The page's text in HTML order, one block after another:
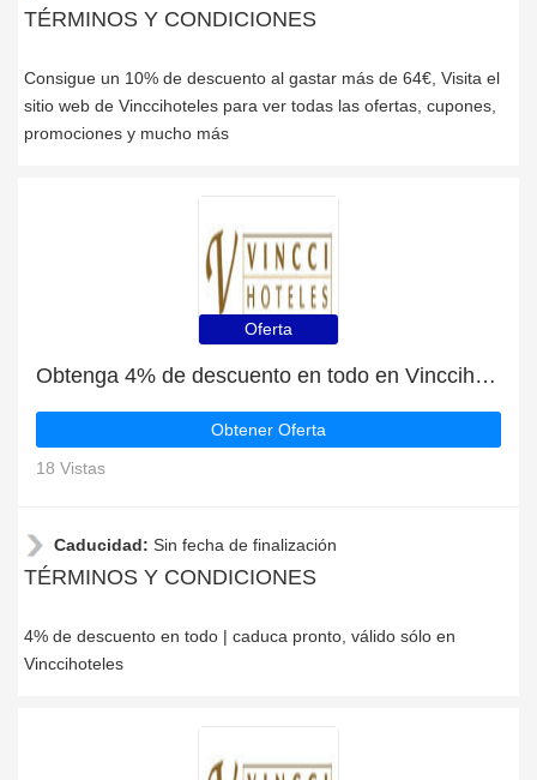
TÉRMINOS Y CONDICIONES
Consigue un 10% de descuento al gastar más de 64€, Visita el
sitio web de Vinccihoteles para ver todas las ofertas, cupones,
promociones y mucho más
Oferta
Obtenga 4% de descuento en todo en Vinccihoteles | caduca pronto
Obtener Oferta
18 Vistas
Caducidad: Sin fecha de finalización
TÉRMINOS Y CONDICIONES
4% de descuento en todo | caduca pronto, válido sólo en
Vinccihoteles